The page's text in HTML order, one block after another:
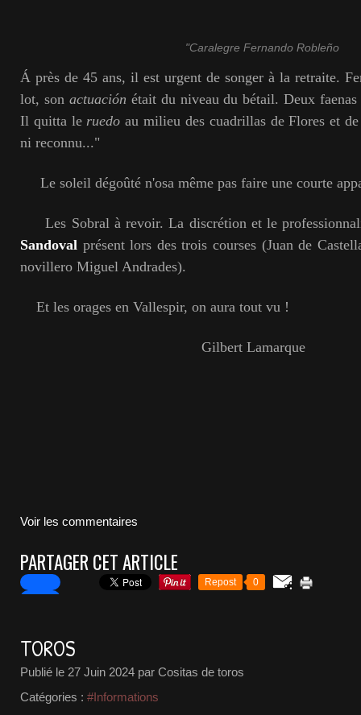
"Caralegre Fernando Robleño
Á près de 45 ans, il est urgent de songer à la retraite.
lot, son actuación était du niveau du bétail. Deux
Il quitta leruedo au milieu des cuadrillas de Flores et
ni reconnu..."
Le soleil dégoûté n'osa même pas faire une courte
Les Sobral à revoir. La discrétion et le
Sandoval présent lors des trois courses (Juan de
novillero Miguel Andrades).
Et les orages en Vallespir, on aura tout vu !
Gilbert Lamarque
Voir les commentaires
PARTAGER CET ARTICLE
Repost 0
TOROS
Publié le 27 Juin 2024 par Cositas de toros
Catégories : #Informations